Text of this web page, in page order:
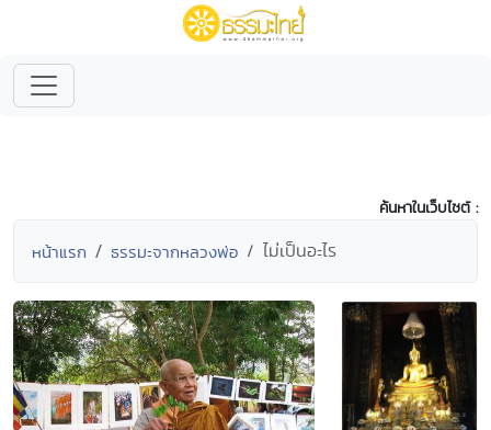
ค้นหาในเว็บไซต์ :
หน้าแรก ธรรมะจากหลวงพ่อ ไม่เป็นอะไร